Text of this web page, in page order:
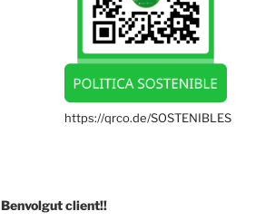
https://qrco.de/SOSTENIBLES
Benvolgut client!!